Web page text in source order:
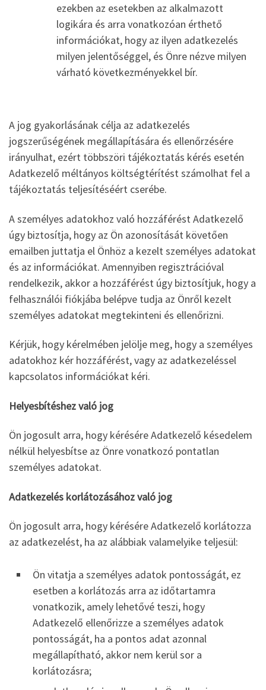
ezekben az esetekben az alkalmazott
logikára és arra vonatkozóan érthető
információkat, hogy az ilyen adatkezelés
milyen jelentőséggel, és Önre nézve milyen
várható következményekkel bír.
A jog gyakorlásának célja az adatkezelés
jogszerűségének megállapítására és ellenőrzésére
irányulhat, ezért többszöri tájékoztatás kérés esetén
Adatkezelő méltányos költségtérítést számolhat fel a
tájékoztatás teljesítéséért cserébe.
A személyes adatokhoz való hozzáférést Adatkezelő
úgy biztosítja, hogy az Ön azonosítását követően
emailben juttatja el Önhöz a kezelt személyes adatokat
és az információkat. Amennyiben regisztrációval
rendelkezik, akkor a hozzáférést úgy biztosítjuk, hogy a
felhasználói fiókjába belépve tudja az Önről kezelt
személyes adatokat megtekinteni és ellenőrizni.
Kérjük, hogy kérelmében jelölje meg, hogy a személyes
adatokhoz kér hozzáférést, vagy az adatkezeléssel
kapcsolatos információkat kéri.
Helyesbítéshez való jog
Ön jogosult arra, hogy kérésére Adatkezelő késedelem
nélkül helyesbítse az Önre vonatkozó pontatlan
személyes adatokat.
Adatkezelés korlátozásához való jog
Ön jogosult arra, hogy kérésére Adatkezelő korlátozza
az adatkezelést, ha az alábbiak valamelyike teljesül:
Ön vitatja a személyes adatok pontosságát, ez
esetben a korlátozás arra az időtartamra
vonatkozik, amely lehetővé teszi, hogy
Adatkezelő ellenőrizze a személyes adatok
pontosságát, ha a pontos adat azonnal
megállapítható, akkor nem kerül sor a
korlátozásra;